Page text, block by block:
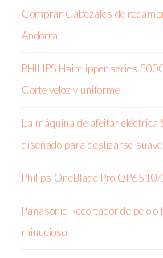
Comprar Cabezales de
Andorra
PHILIPS Hairclipper series
Corte veloz y uniforme
La máquina de afeitar eléctrica
diseñado para deslizarse
Philips OneBlade Pro
Panasonic Recortador de pelo
minucioso